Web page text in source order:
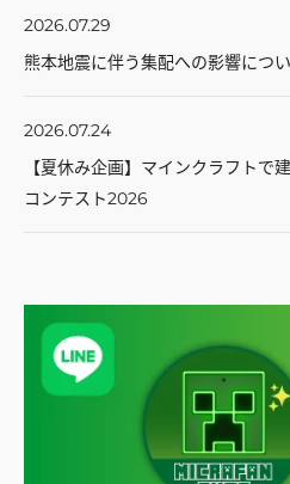
2026.07.29
熊本地震に伴う集配への影響につ
2026.07.24
【夏休み企画】マインクラフトで
コンテスト2026